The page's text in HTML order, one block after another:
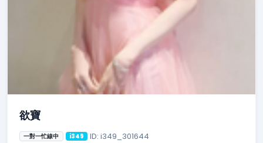
欲寶
一對一忙線中 i349 ID: i349_301644